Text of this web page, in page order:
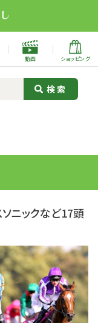
動画 ショッピング
ニックなど17頭